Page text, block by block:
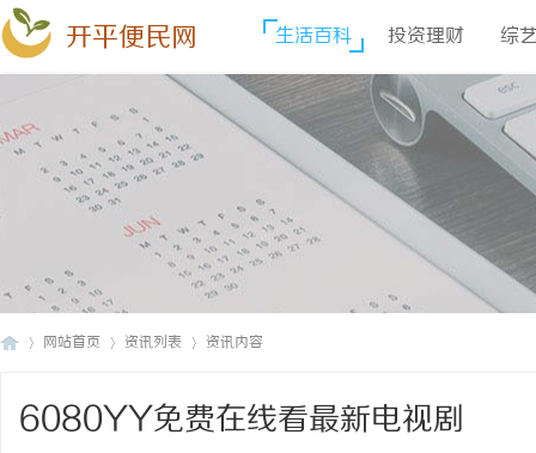
开平便民网 生活百科 投资理财 综
网站首页 资讯列表 资讯内容
6080YY免费在线看最新电视剧